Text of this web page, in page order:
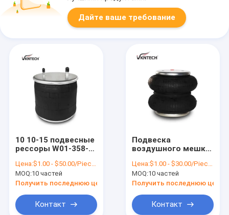
Дайте ваше требование
10 10-15 подвесные
рессоры W01-358-
Semi перевозят
варочные мешки на
грузовиках 1R13-097
Цена:$1.00 - $50.00/Pieces
MOQ:10 частей
Получить последнюю цену
Контакт
Подвеска
воздушного мешка
резины пружина
W01-358-6910
Система подвески
Запчасти Двойной
сверток S8768
Цена:$1.00 - $30.00/Pieces
MOQ:10 частей
Получить последнюю цену
Контакт